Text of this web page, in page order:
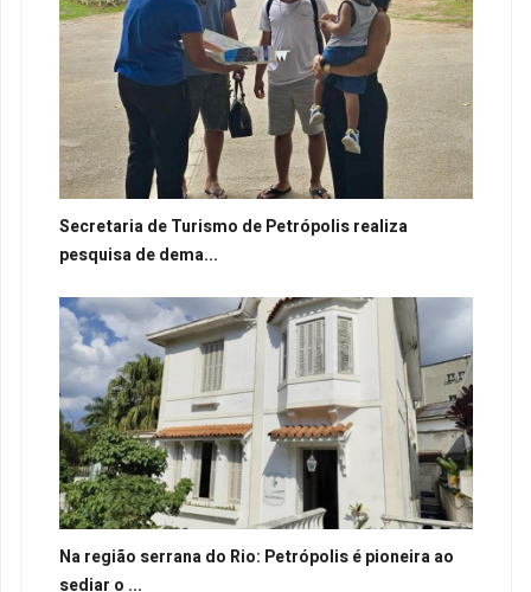
Secretaria de Turismo de Petrópolis realiza
pesquisa de dema...
Na região serrana do Rio: Petrópolis é pioneira ao
sediar o ...